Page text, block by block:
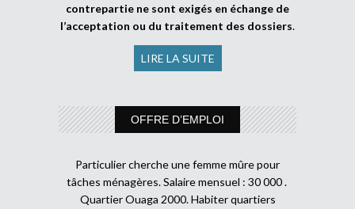
contrepartie ne sont exigés en échange de
l’acceptation ou du traitement des dossiers.
LIRE LA SUITE
OFFRE D’EMPLOI
Particulier cherche une femme mûre pour
tâches ménagères. Salaire mensuel : 30 000 .
Quartier Ouaga 2000. Habiter quartiers